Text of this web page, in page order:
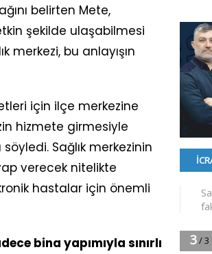
belirten Mete,
şekilde ulaşabilmesi
merkezi, bu anlayışın
için ilçe merkezine
hizmete girmesiyle
Sağlık merkezinin
verecek nitelikte
hastalar için önemli
bina yapımıyla sınırlı